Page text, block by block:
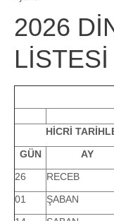
2026
LİSTESİ
HİCRİ
GÜN
AY
26
RECEB
01
ŞABAN